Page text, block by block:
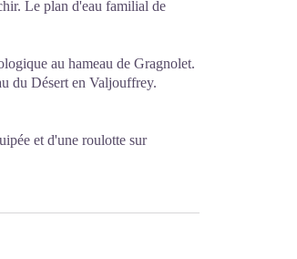
Le plan d'eau familial de
au hameau de Gragnolet.
du Désert en Valjouffrey.
et d'une roulotte sur